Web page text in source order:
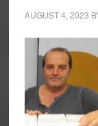
AUGUST 4, 2023